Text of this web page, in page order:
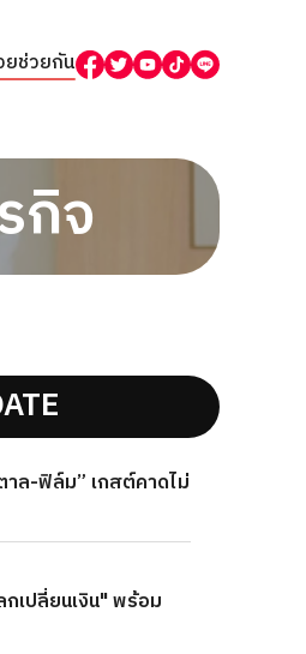
ยช่วยกัน
กิจ
ล-ฟิล์ม” เกสต์คาดไม่
เปลี่ยนเงิน" พร้อม